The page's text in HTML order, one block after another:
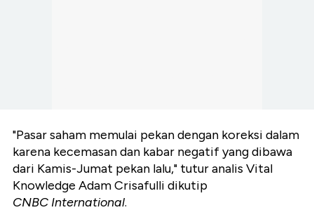
"Pasar saham memulai pekan dengan koreksi dalam
karena kecemasan dan kabar negatif yang dibawa
dari Kamis-Jumat pekan lalu," tutur analis Vital
Knowledge Adam Crisafulli dikutip
CNBC International.